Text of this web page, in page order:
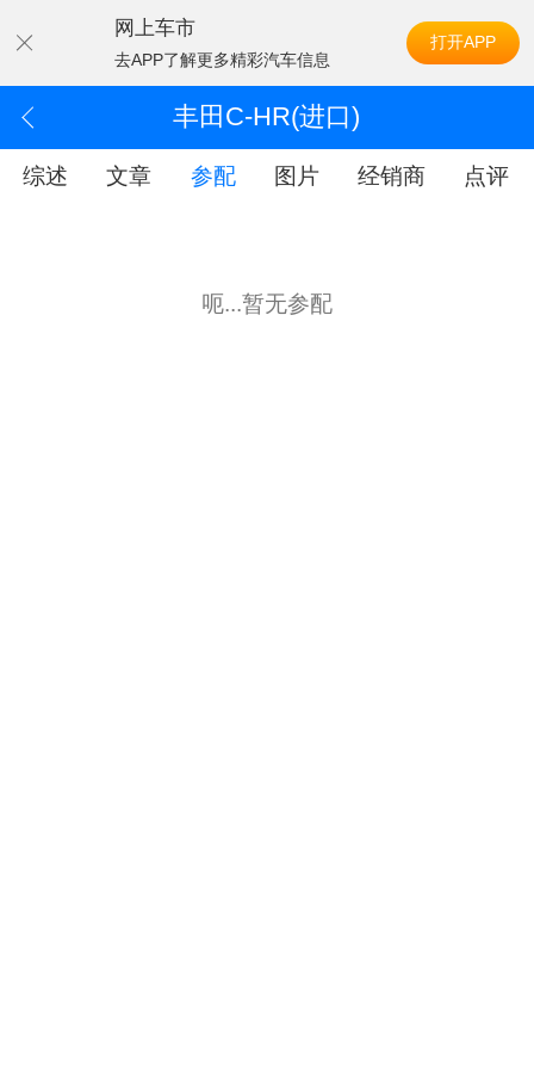
网上车市
去APP了解更多精彩汽车信息
打开APP
丰田C-HR(进口)
综述 文章 参配 图片 经销商 点评
呃...暂无参配